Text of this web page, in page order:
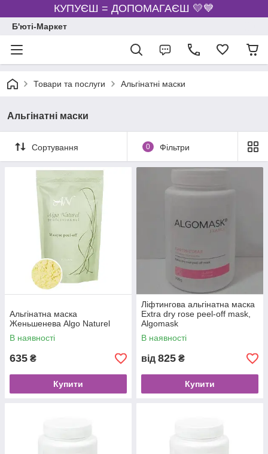
КУПУЄШ = ДОПОМАГАЄШ 💛💙
Б'юті-Маркет
Товари та послуги Альгінатні маски
Альгінатні маски
Сортування 0 Фільтри
Альгінатна маска
Женьшенева Algo Naturel
В наявності
635 ₴
Купити
Ліфтингова альгінатна маска
Extra dry rose peel-off mask,
Algomask
В наявності
від 825 ₴
Купити